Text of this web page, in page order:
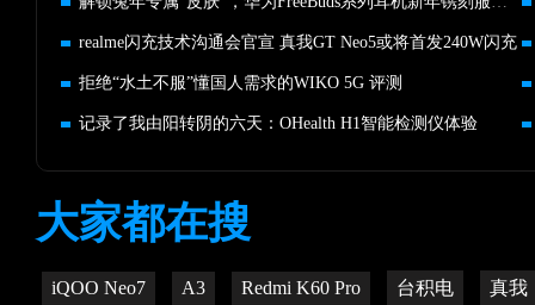
realme闪充技术沟通会官宣 真我GT Neo5或将首发240W闪充
拒绝“水土不服”懂国人需求的WIKO 5G 评测
记录了我由阳转阴的六天：OHealth H1智能检测仪体验
大家都在搜
iQOO Neo7 A3 Redmi K60 Pro 台积电 真我